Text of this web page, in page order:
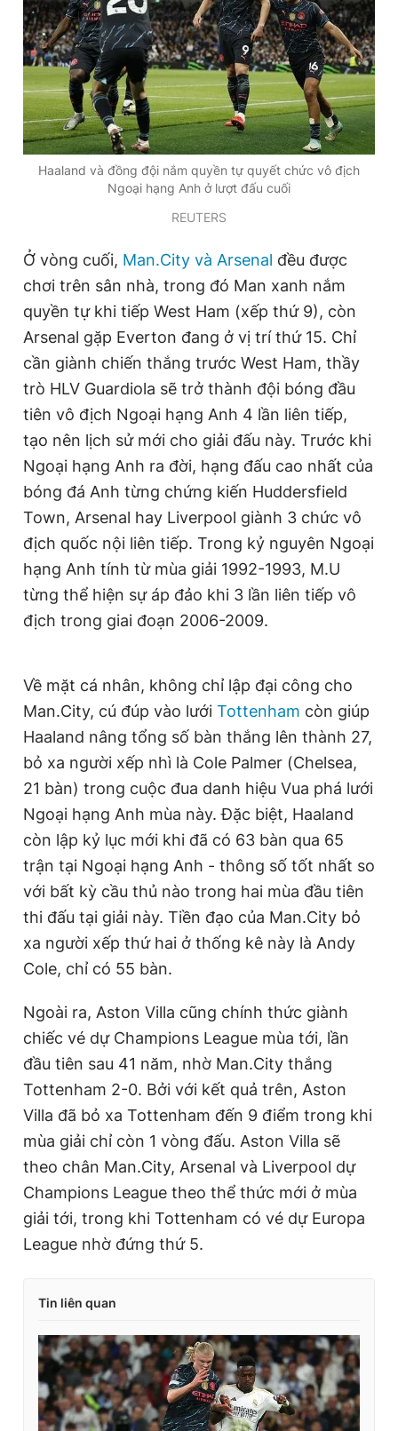
Theo dõi báo trên
Hotline
0906 645 777
Liên hệ quảng cáo
0908 780 404
Đặt báo Quảng cáo RSS Tòa soạn Chính sách bảo
Phó tổng biên tập thường trực: Hải Thành
Phó tổng biên tập: Lâm Hiếu Dũng
Tổng thư ký tòa soạn: Đức Trung
Giấy phép xuất bản số 110/GP - BTTTT cấp ngày 24.3.2020
© 2003-2026 Bản quyền thuộc về Báo Thanh Niên. Cấm sao
chép dưới mọi hình thức nếu không có sự chấp thuận bằng văn
bản. Phát triển bởi ePi Technologies, JSC.
Haaland và đồng đội nắm quyền tự quyết chức vô địch
Ngoại hạng Anh ở lượt đấu cuối
REUTERS
Ở vòng cuối, Man.City và Arsenal đều được
chơi trên sân nhà, trong đó Man xanh nắm
quyền tự khi tiếp West Ham (xếp thứ 9), còn
Arsenal gặp Everton đang ở vị trí thứ 15. Chỉ
cần giành chiến thắng trước West Ham, thầy
trò HLV Guardiola sẽ trở thành đội bóng đầu
tiên vô địch Ngoại hạng Anh 4 lần liên tiếp,
tạo nên lịch sử mới cho giải đấu này. Trước khi
Ngoại hạng Anh ra đời, hạng đấu cao nhất của
bóng đá Anh từng chứng kiến Huddersfield
Town, Arsenal hay Liverpool giành 3 chức vô
địch quốc nội liên tiếp. Trong kỷ nguyên Ngoại
hạng Anh tính từ mùa giải 1992-1993, M.U
từng thể hiện sự áp đảo khi 3 lần liên tiếp vô
địch trong giai đoạn 2006-2009.
Về mặt cá nhân, không chỉ lập đại công cho
Man.City, cú đúp vào lưới Tottenham còn giúp
Haaland nâng tổng số bàn thắng lên thành 27,
bỏ xa người xếp nhì là Cole Palmer (Chelsea,
21 bàn) trong cuộc đua danh hiệu Vua phá lưới
Ngoại hạng Anh mùa này. Đặc biệt, Haaland
còn lập kỷ lục mới khi đã có 63 bàn qua 65
trận tại Ngoại hạng Anh - thông số tốt nhất so
với bất kỳ cầu thủ nào trong hai mùa đầu tiên
thi đấu tại giải này. Tiền đạo của Man.City bỏ
xa người xếp thứ hai ở thống kê này là Andy
Cole, chỉ có 55 bàn.
Ngoài ra, Aston Villa cũng chính thức giành
chiếc vé dự Champions League mùa tới, lần
đầu tiên sau 41 năm, nhờ Man.City thắng
Tottenham 2-0. Bởi với kết quả trên, Aston
Villa đã bỏ xa Tottenham đến 9 điểm trong khi
mùa giải chỉ còn 1 vòng đấu. Aston Villa sẽ
theo chân Man.City, Arsenal và Liverpool dự
Champions League theo thể thức mới ở mùa
giải tới, trong khi Tottenham có vé dự Europa
League nhờ đứng thứ 5.
Tin liên quan